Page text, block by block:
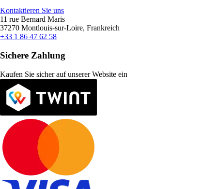
Kontaktieren Sie uns
11 rue Bernard Maris
37270 Montlouis-sur-Loire, Frankreich
+33 1 86 47 62 58
Sichere Zahlung
Kaufen Sie sicher auf unserer Website ein